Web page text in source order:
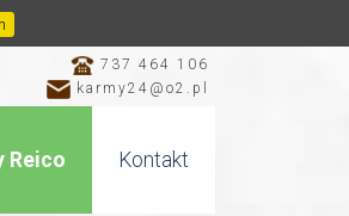
737 464 106
karmy24@o2.pl
Reico Kontakt